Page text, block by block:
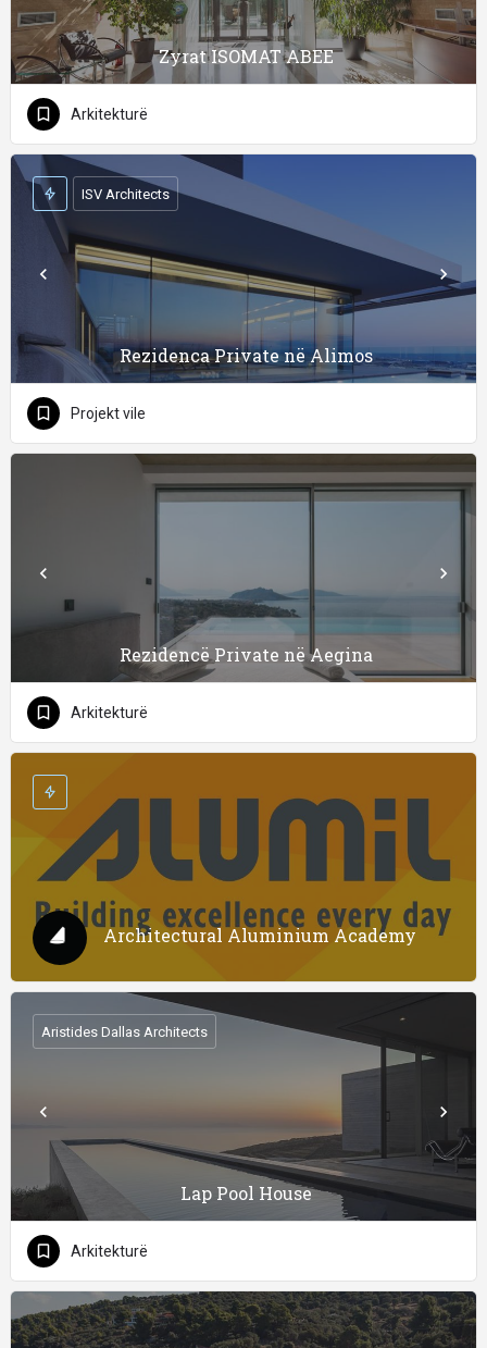
Zyrat ISOMAT ABEE
Arkitekturë
Rezidenca Private në Alimos
ISV Architects
Projekt vile
Rezidencë Private në Aegina
Arkitekturë
Architectural Aluminium Academy
Lap Pool House
Aristides Dallas Architects
Arkitekturë